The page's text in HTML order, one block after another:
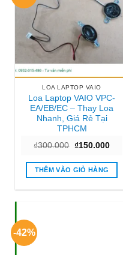
LOA LAPTOP VAIO
Loa Laptop VAIO VPC-
EA/EB/EC – Thay Loa
Nhanh, Giá Rẻ Tại
TPHCM
₫300.000 Giá
là:
₫300.000.
₫150.000Giá
tại
THÊM VÀO GIỎ HÀNG
-42%